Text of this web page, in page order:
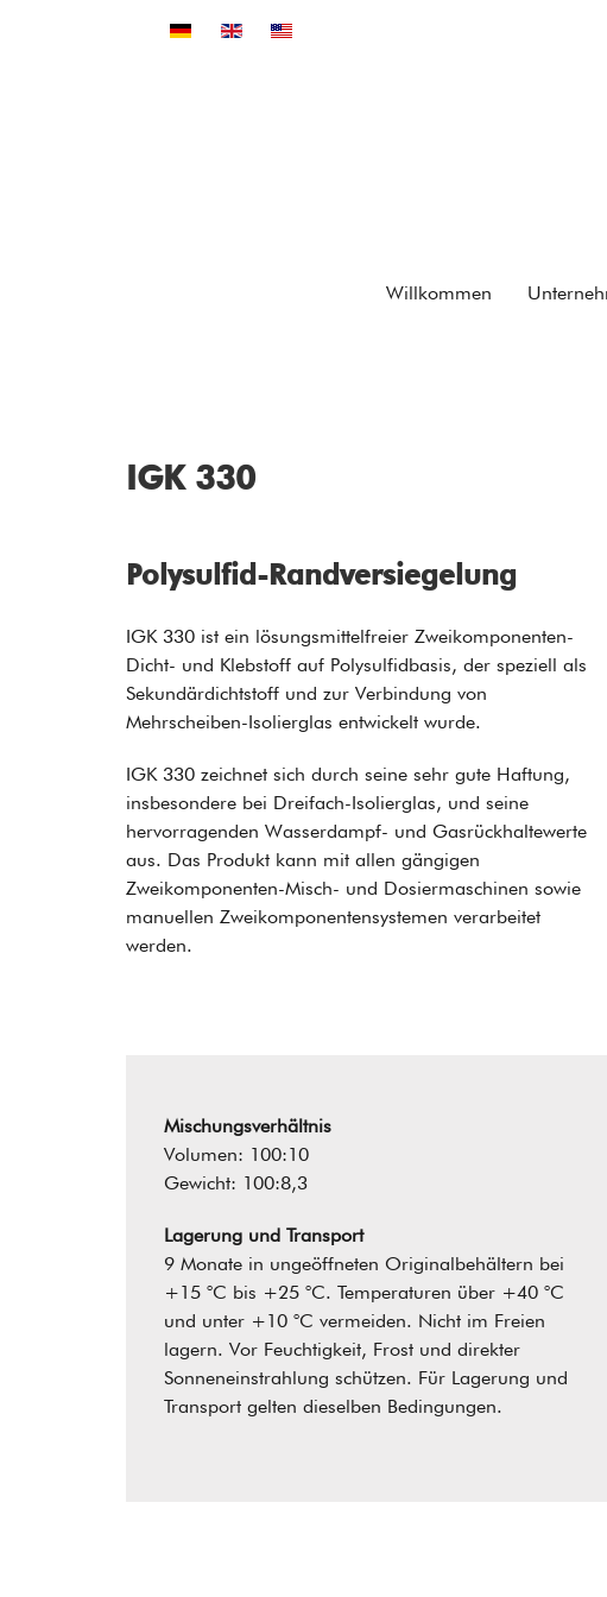
Sprache auswählen
Willkommen
IGK 330
Polysulfid-Randversiegelung
IGK 330 ist ein lösungsmittelfreier Zweikomponenten-
Dicht- und Klebstoff auf Polysulfidbasis, der speziell als
Sekundärdichtstoff und zur Verbindung von
Mehrscheiben-Isolierglas entwickelt wurde.
IGK 330 zeichnet sich durch seine sehr gute Haftung,
insbesondere bei Dreifach-Isolierglas, und seine
hervorragenden Wasserdampf- und Gasrückhaltewerte
aus. Das Produkt kann mit allen gängigen
Zweikomponenten-Misch- und Dosiermaschinen sowie
manuellen Zweikomponentensystemen verarbeitet
werden.
Mischungsverhältnis
Volumen: 100:10
Gewicht: 100:8,3
Lagerung und Transport
9 Monate in ungeöffneten Originalbehältern bei
+15 °C bis +25 °C. Temperaturen über +40 °C
und unter +10 °C vermeiden. Nicht im Freien
lagern. Vor Feuchtigkeit, Frost und direkter
Sonneneinstrahlung schützen. Für Lagerung und
Transport gelten dieselben Bedingungen.